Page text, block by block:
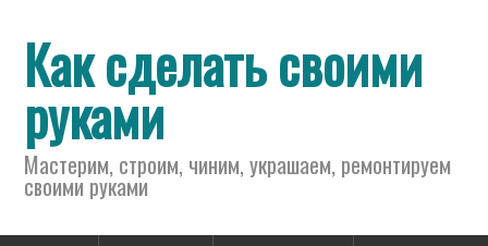
Как сделать своими
руками
Мастерим, строим, чиним, украшаем, ремонтируем
своими руками